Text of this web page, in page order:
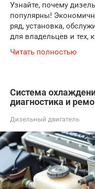
Узнайте, почему
популярны!
ряд, установка,
для владельцев и тех,
Читать полностью
Система
диагностика и
Дизельный двигатель